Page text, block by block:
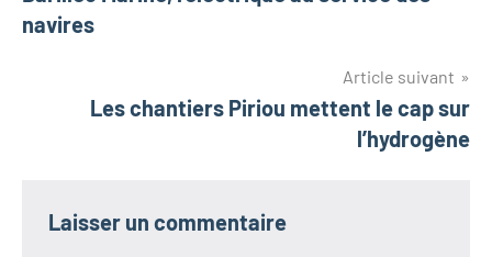
de l’ENSIBS
de
navires
Article suivant
Les chantiers Piriou mettent le cap sur
l’hydrogène
Laisser un commentaire